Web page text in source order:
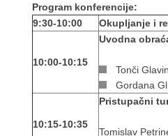
Program konferencije:
9:30-10:00
Okupljanje i
10:00-10:15
Uvodna
Tonči
Gordana
10:15-10:35
Pristupačni
Tomislav